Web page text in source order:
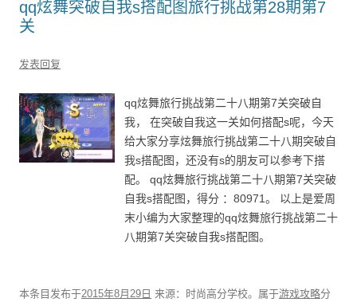
qq炫舞突破自我s搭配图旅行挑战第28期第7
关
发表回复
qq炫舞旅行挑战第二十八期第7关突破自
我， 在突破自我这一关如何搭配s呢，今天
给大家分享炫舞旅行挑战第二十八期突破自
我s搭配图，还没有s的朋友可以参考下搭
配。 qq炫舞旅行挑战第二十八期第7关突破
自我s搭配图，得分 ：80971。 以上是爱周
末小编为大家整理的qq炫舞旅行挑战第二十
八期第7关突破自我s搭配图。
本条目发布于2015年8月29日 来源：时尚高分学校。属于游戏攻略分